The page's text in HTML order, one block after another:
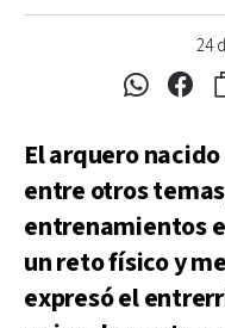
24
El arquero
entre otros
entrenamientos
un reto físico y
expresó el